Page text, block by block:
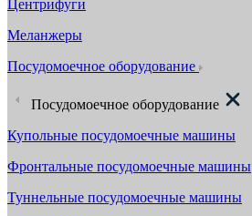
Центрифуги
Меланжеры
Посудомоечное оборудование
Посудомоечное оборудование
Купольные посудомоечные машины
Фронтальные посудомоечные машины
Туннельные посудомоечные машины